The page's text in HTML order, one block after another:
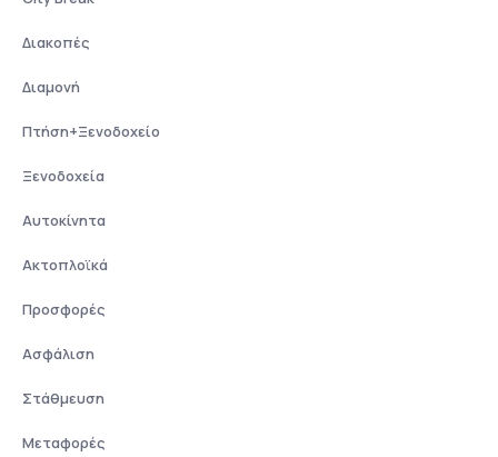
Διακοπές
Διαμονή
Πτήση+Ξενοδοχείο
Ξενοδοχεία
Αυτοκίνητα
Ακτοπλοϊκά
Προσφορές
Ασφάλιση
Στάθμευση
Μεταφορές